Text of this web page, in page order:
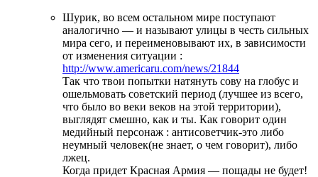
Шурик, во всем остальном мире поступают
аналогично — и называют улицы в честь сильных
мира сего, и переименовывают их, в зависимости
от изменения ситуации :
http://www.americaru.com/news/21844
Так что твои попытки натянуть сову на глобус и
ошельмовать советский период (лучшее из всего,
что было во веки веков на этой территории),
выглядят смешно, как и ты. Как говорит один
медийный персонаж : антисоветчик-это либо
неумный человек(не знает, о чем говорит), либо
лжец.
Когда придет Красная Армия — пощады не будет!